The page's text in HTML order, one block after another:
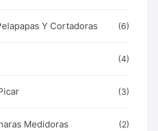
Y Cortadoras (6)
(4)
(3)
Medidoras (2)